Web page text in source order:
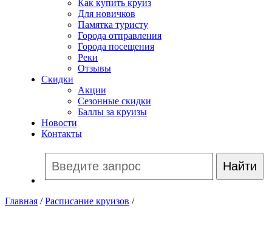
Как купить круиз
Для новичков
Памятка туристу
Города отправления
Города посещения
Реки
Отзывы
Скидки
Акции
Сезонные скидки
Баллы за круизы
Новости
Контакты
Главная /Расписание круизов /